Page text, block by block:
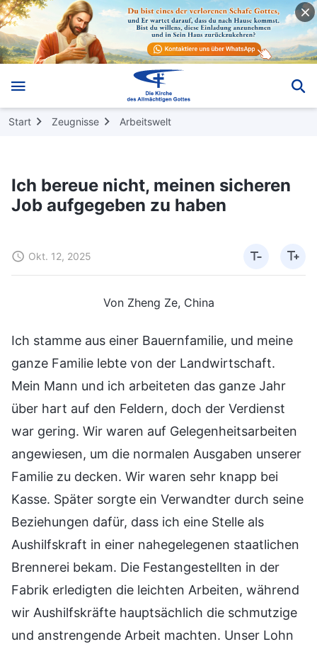
Start Zeugnisse Arbeitswelt
Ich bereue nicht, meinen sicheren
Job aufgegeben zu haben
Okt. 12, 2025
Von Zheng Ze, China
Ich stamme aus einer Bauernfamilie, und meine
ganze Familie lebte von der Landwirtschaft.
Mein Mann und ich arbeiteten das ganze Jahr
über hart auf den Feldern, doch der Verdienst
war gering. Wir waren auf Gelegenheitsarbeiten
angewiesen, um die normalen Ausgaben unserer
Familie zu decken. Wir waren sehr knapp bei
Kasse. Später sorgte ein Verwandter durch seine
Beziehungen dafür, dass ich eine Stelle als
Aushilfskraft in einer nahegelegenen staatlichen
Brennerei bekam. Die Festangestellten in der
Fabrik erledigten die leichten Arbeiten, während
wir Aushilfskräfte hauptsächlich die schmutzige
und anstrengende Arbeit machten. Unser Lohn